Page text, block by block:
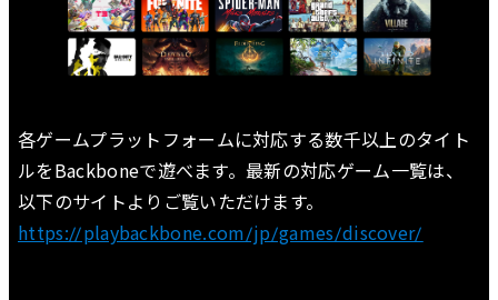
各ゲームプラットフォームに対応する数千以上のタイト
ルをBackboneで遊べます。最新の対応ゲーム一覧は、
以下のサイトよりご覧いただけます。
https://playbackbone.com/jp/games/discover/